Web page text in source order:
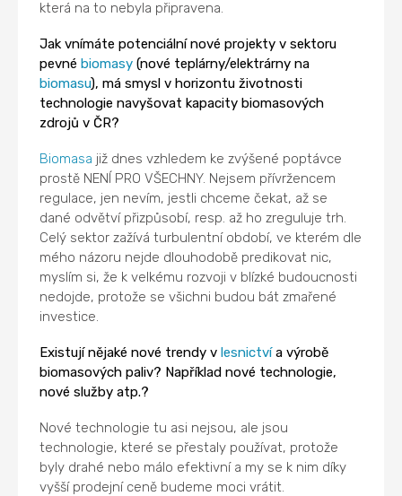
která na to nebyla připravena.
Jak vnímáte potenciální nové projekty v sektoru
pevnébiomasy (nové teplárny/elektrárny na
biomasu), má smysl v horizontu životnosti
technologie navyšovat kapacity biomasových
zdrojů v ČR?
Biomasa již dnes vzhledem ke zvýšené poptávce
prostě NENÍ PRO VŠECHNY. Nejsem přívržencem
regulace, jen nevím, jestli chceme čekat, až se
dané odvětví přizpůsobí, resp. až ho zreguluje trh.
Celý sektor zažívá turbulentní období, ve kterém dle
mého názoru nejde dlouhodobě predikovat nic,
myslím si, že k velkému rozvoji v blízké budoucnosti
nedojde, protože se všichni budou bát zmařené
investice.
Existují nějaké nové trendy vlesnictvía výrobě
biomasových paliv? Například nové technologie,
nové služby atp.?
Nové technologie tu asi nejsou, ale jsou
technologie, které se přestaly používat, protože
byly drahé nebo málo efektivní a my se k nim díky
vyšší prodejní ceně budeme moci vrátit.